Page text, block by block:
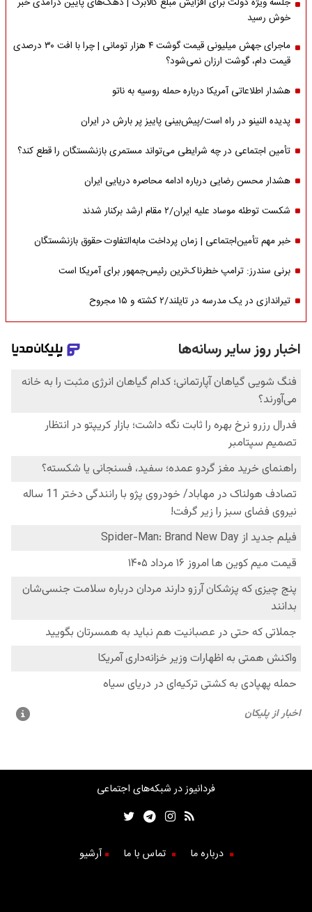
خوش رسید
ماجرای جهش میلیونی قیمت گوشت ۴ هزار تومانی | چرا با افت ۳۰ درصدی
قیمت دام، گوشت ارزان نمی‌شود؟
هشدار اطلاعاتی آمریکا درباره حمله روسیه به ناتو
پدیده النینو در راه است/پیش‌بینی پاییز پر بارش در ایران
تأمین اجتماعی در چه شرایطی می‌تواند مستمری بازنشستگان را قطع کند؟
هشدار محسن رضایی درباره ادامه محاصره دریایی ایران
شکست توطئه موساد علیه ایران/۲ مقام‌ ارشد برکنار شدند
خبر مهم تأمین‌اجتماعی | زمان پرداخت مابه‌التفاوت حقوق بازنشستگان
برنی سندرز: ترامپ خطرناک‌ترین رئیس‌جمهور برای آمریکا است
تیراندازی در یک مدرسه در تایلند/۲ کشته و ۱۵ مجروح
فردانیوز در شبکه‌های اجتماعی
درباره ما تماس با ما آرشیو